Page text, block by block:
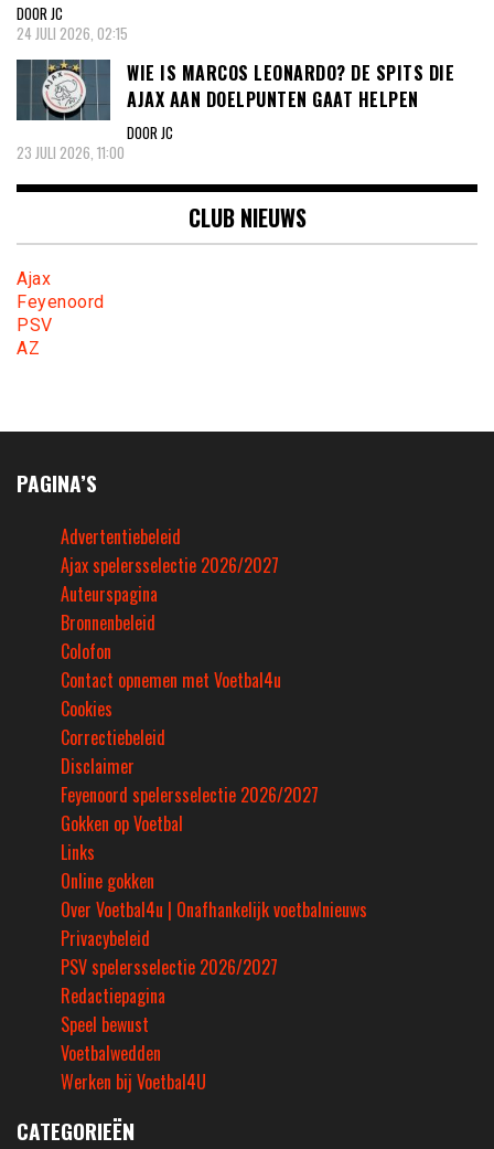
DOOR JC
24 JULI 2026, 02:15
WIE IS MARCOS LEONARDO? DE SPITS DIE
AJAX AAN DOELPUNTEN GAAT HELPEN
DOOR JC
23 JULI 2026, 11:00
CLUB NIEUWS
Ajax
Feyenoord
PSV
AZ
PAGINA’S
Advertentiebeleid
Ajax spelersselectie 2026/2027
Auteurspagina
Bronnenbeleid
Colofon
Contact opnemen met Voetbal4u
Cookies
Correctiebeleid
Disclaimer
Feyenoord spelersselectie 2026/2027
Gokken op Voetbal
Links
Online gokken
Over Voetbal4u | Onafhankelijk voetbalnieuws
Privacybeleid
PSV spelersselectie 2026/2027
Redactiepagina
Speel bewust
Voetbalwedden
Werken bij Voetbal4U
CATEGORIEËN